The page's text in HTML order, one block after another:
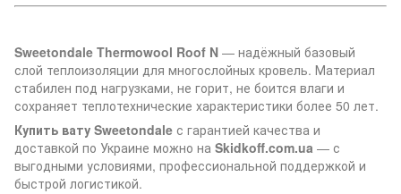
Sweetondale Thermowool Roof N — надёжный базовый
слой теплоизоляции для многослойных кровель. Материал
стабилен под нагрузками, не горит, не боится влаги и
сохраняет теплотехнические характеристики более 50 лет.
Купить вату Sweetondale с гарантией качества и
доставкой по Украине можно на Skidkoff.com.ua — с
выгодными условиями, профессиональной поддержкой и
быстрой логистикой.